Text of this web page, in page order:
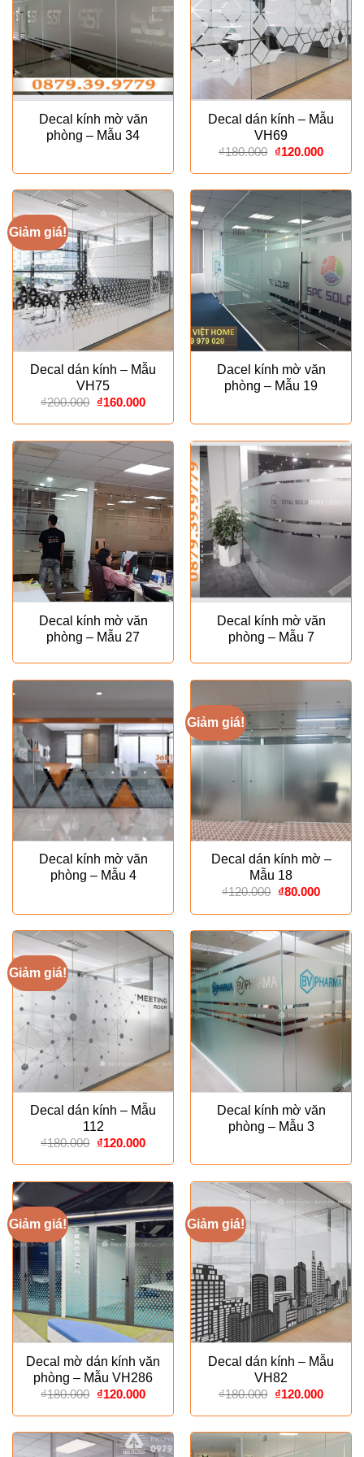
Decal kính mờ văn
phòng – Mẫu 34
Decal dán kính – Mẫu
VH69
₫180.000 Giá
là:
₫180.000.
₫120.000Giá
tại
là:
Giảm giá!
Decal dán kính – Mẫu
VH75
₫200.000 Giá
là:
₫200.000.
₫160.000Giá
tại
là:
₫160.000.
Dacel kính mờ văn
phòng – Mẫu 19
Decal kính mờ văn
phòng – Mẫu 27
Decal kính mờ văn
phòng – Mẫu 7
Decal kính mờ văn
phòng – Mẫu 4
Giảm giá!
Decal dán kính mờ –
Mẫu 18
₫120.000 Giá
là:
₫120.000.
₫80.000Giá
tại
là:
₫80.000.
Giảm giá!
Decal dán kính – Mẫu
112
₫180.000 Giá
là:
₫180.000.
₫120.000Giá
tại
là:
₫120.000.
Decal kính mờ văn
phòng – Mẫu 3
Giảm giá!
Decal mờ dán kính văn
phòng – Mẫu VH286
₫180.000 Giá
là:
₫180.000.
₫120.000Giá
tại
là:
₫120.000.
Giảm giá!
Decal dán kính – Mẫu
VH82
₫180.000 Giá
là:
₫180.000.
₫120.000Giá
tại
là: